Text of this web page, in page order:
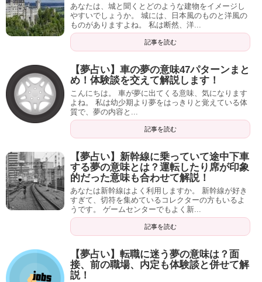
あなたは、城と聞くとどのような建物をイメージし
やすいでしょうか。 城には、日本風のものと洋風の
ものがありますよね。 私は断然、洋...
記事を読む
【夢占い】車の夢の意味47パターンまと
め！体験談を交えて解説します！
こんにちは。 車が夢に出てくる意味、気になります
よね。 私は幼少期より夢をはっきりと覚えている体
質で、夢の内容と...
記事を読む
【夢占い】新幹線に乗っていて途中下車
する夢の意味とは？運転したり席が印象
的だった意味も合わせて解説！
あなたは新幹線はよく利用しますか。 新幹線が好き
すぎて、切符を集めているコレクターの方もいるよ
うです。 ゲームセンターでもよく新...
記事を読む
【夢占い】転職に迷う夢の意味は？面
接、前の職場、内定も体験談と併せて解
説！